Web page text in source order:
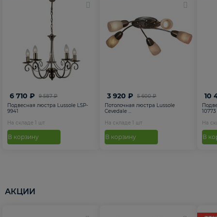
9 587 ₽
6 710 ₽
Подвесная люстра Lussole LSP-
9941
На складе 1 шт
В корзину
5 600 ₽
3 920 ₽
Потолочная люстра Lussole
Cevedale ...
На складе 1 шт
В корзину
10
10773
На
В
АКЦИИ